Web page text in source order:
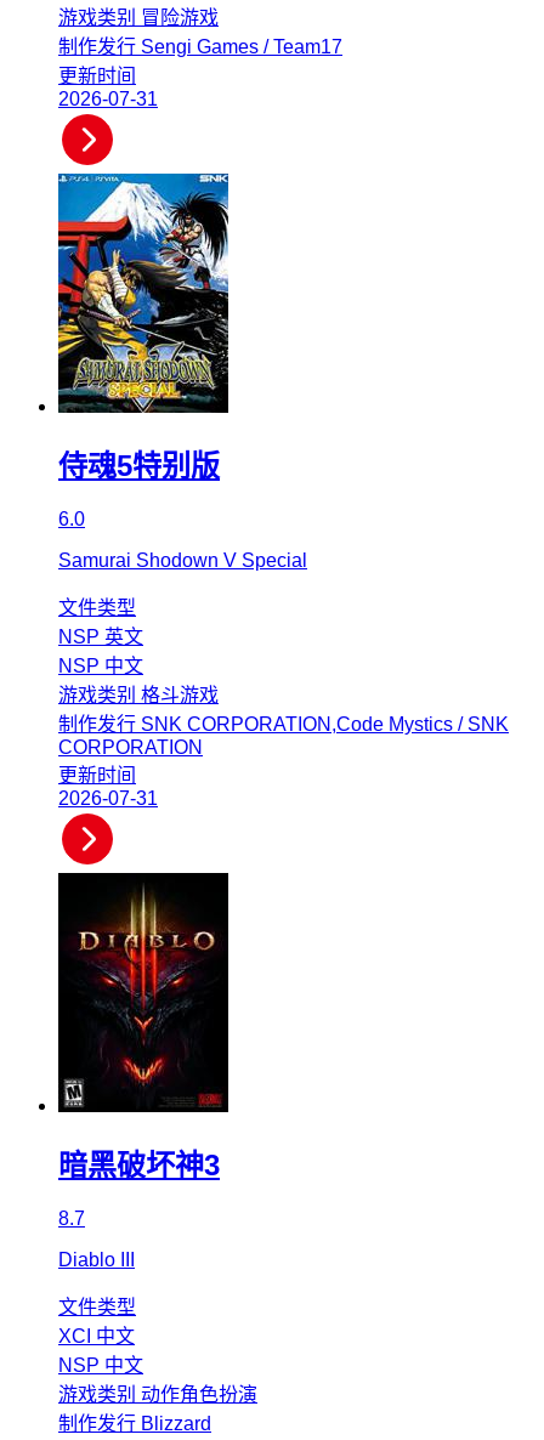
游戏类别 冒险游戏
制作发行 Sengi Games / Team17
更新时间
2026-07-31
侍魂5特别版
6.0
Samurai Shodown V Special
文件类型
NSP 英文
NSP 中文
游戏类别 格斗游戏
制作发行 SNK CORPORATION,Code Mystics / SNK
CORPORATION
更新时间
2026-07-31
暗黑破坏神3
8.7
Diablo III
文件类型
XCI 中文
NSP 中文
游戏类别 动作角色扮演
制作发行 Blizzard